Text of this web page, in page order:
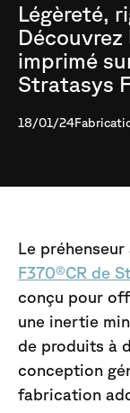
Légèreté,
imprimé
Stratasys
18/01/24
Le préhenseur
F370®CR de
conçu pour
une inertie
de produits à
conception
fabrication